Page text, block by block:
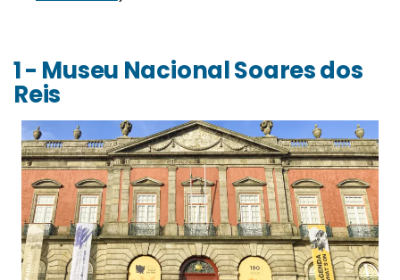
1 - Museu Nacional Soares dos
Reis